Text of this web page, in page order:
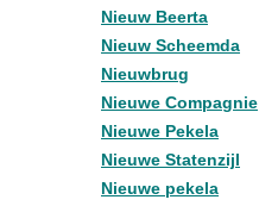
Nieuw Beerta
Nieuw Scheemda
Nieuwbrug
Nieuwe Compagnie
Nieuwe Pekela
Nieuwe Statenzijl
Nieuwe pekela